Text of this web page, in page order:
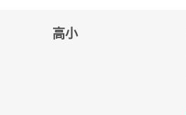
高小